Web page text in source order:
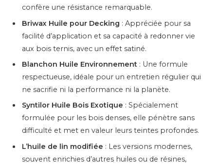
confère une résistance remarquable.
Briwax Huile pour Decking : Appréciée pour sa
facilité d’application et sa capacité à redonner vie
aux bois ternis, avec un effet satiné.
Blanchon Huile Environnement : Une formule
respectueuse, idéale pour un entretien régulier qui
ne sacrifie ni la performance ni la planète.
Syntilor Huile Bois Exotique : Spécialement
formulée pour les bois denses, elle pénètre sans
difficulté et met en valeur leurs teintes profondes.
L’huile de lin modifiée : Les versions modernes,
souvent enrichies d’autres huiles ou de résines,